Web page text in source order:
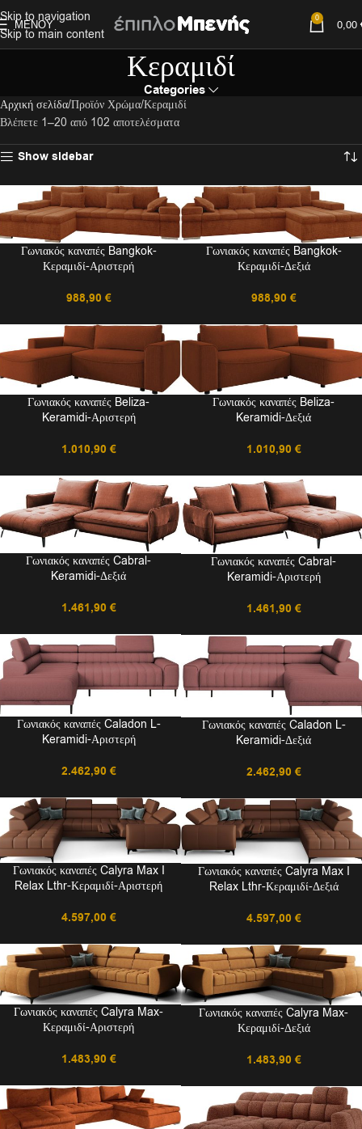
Skip to navigation
Skip to main content
ΜΕΝΟΎ 0 0,00
Κεραμιδί
Categories
Αρχική σελίδα Προϊόν Χρώμα Κεραμιδί
Βλέπετε 1–20 από 102 αποτελέσματα
Show sidebar
Γωνιακός καναπές Bangkok-
Κεραμιδί-Αριστερή
988,90 €
Γωνιακός καναπές Bangkok-
Κεραμιδί-Δεξιά
988,90 €
Γωνιακός καναπές Beliza-
Keramidi-Αριστερή
1.010,90 €
Γωνιακός καναπές Beliza-
Keramidi-Δεξιά
1.010,90 €
Γωνιακός καναπές Cabral-
Keramidi-Αριστερή
1.461,90 €
Γωνιακός καναπές Cabral-
Keramidi-Δεξιά
1.461,90 €
Γωνιακός καναπές Caladon L-
Keramidi-Αριστερή
2.462,90 €
Γωνιακός καναπές Caladon L-
Keramidi-Δεξιά
2.462,90 €
Γωνιακός καναπές Calyra Max I
Relax Lthr-Κεραμιδί-Αριστερή
4.597,00 €
Γωνιακός καναπές Calyra Max I
Relax Lthr-Κεραμιδί-Δεξιά
4.597,00 €
Γωνιακός καναπές Calyra Max-
Κεραμιδί-Αριστερή
1.483,90 €
Γωνιακός καναπές Calyra Max-
Κεραμιδί-Δεξιά
1.483,90 €